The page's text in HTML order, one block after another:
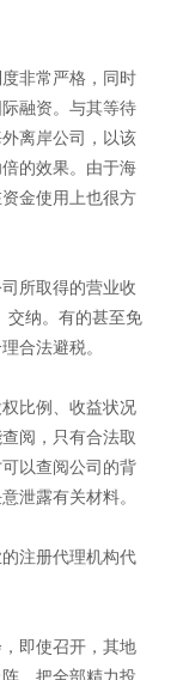
非常严格，同时
融资。与其等待
离岸公司，以该
的效果。由于海
金使用上也很方
所取得的营业收
交纳。有的甚至免
合法避税。
比例、收益状况
阅，只有合法取
以查阅公司的背
泄露有关材料。
注册代理机构代
即使召开，其地